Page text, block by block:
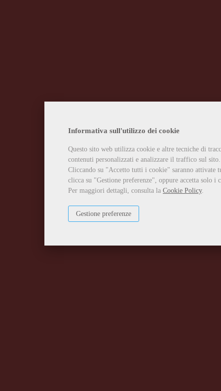
Informativa sull'utilizzo dei cookie
Questo sito web utilizza cookie e altre tecniche di
contenuti personalizzati e analizzare il traffico sul sito.
Cliccando su "Accetto tutti i cookie" saranno attivate
clicca su "Gestione preferenze", oppure accetta solo
Per maggiori dettagli, consulta la Cookie Policy.
Gestione preferenze